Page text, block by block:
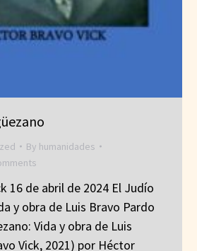
By humanidades
16 de abril de 2024 El Judío
y obra de Luis Bravo Pardo
Vida y obra de Luis
Vick, 2021) por Héctor